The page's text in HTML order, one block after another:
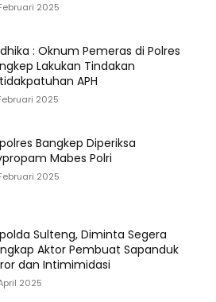
2025
: Oknum Pemeras di Polres
Lakukan Tindakan
APH
2025
Bangkep Diperiksa
Mabes Polri
2025
Sulteng, Diminta Segera
Aktor Pembuat Sapanduk
dan Intimimidasi
2025